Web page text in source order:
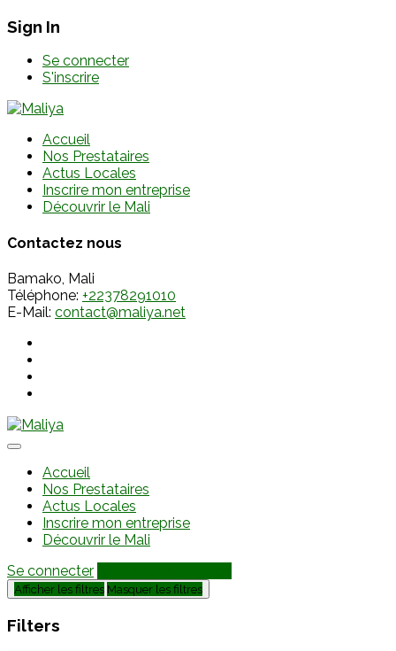
Sign In
Se connecter
S'inscrire
Accueil
Nos Prestataires
Actus Locales
Inscrire mon entreprise
Découvrir le Mali
Contactez nous
Bamako, Mali
Téléphone: +22378291010
E-Mail: contact@maliya.net
Accueil
Nos Prestataires
Actus Locales
Inscrire mon entreprise
Découvrir le Mali
Se connecter
Afficher les filtres Masquer les filtres
Filters